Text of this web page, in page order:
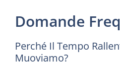
Domande
Perché Il Tempo
Muoviamo?